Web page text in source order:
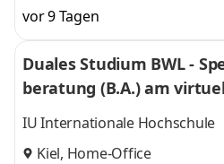
vor 9 Tagen
Duales Studium BWL -
beratung (B.A.) am
US Steuerberater
IU Internationale Hochschule
Kiel, Home-Office